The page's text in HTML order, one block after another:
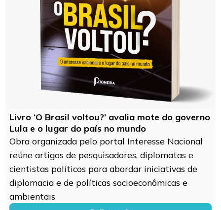
Livro ‘O Brasil voltou?’ avalia mote do governo
Lula e o lugar do país no mundo
Obra organizada pelo portal Interesse Nacional
reúne artigos de pesquisadores, diplomatas e
cientistas políticos para abordar iniciativas de
diplomacia e de políticas socioeconômicas e
ambientais